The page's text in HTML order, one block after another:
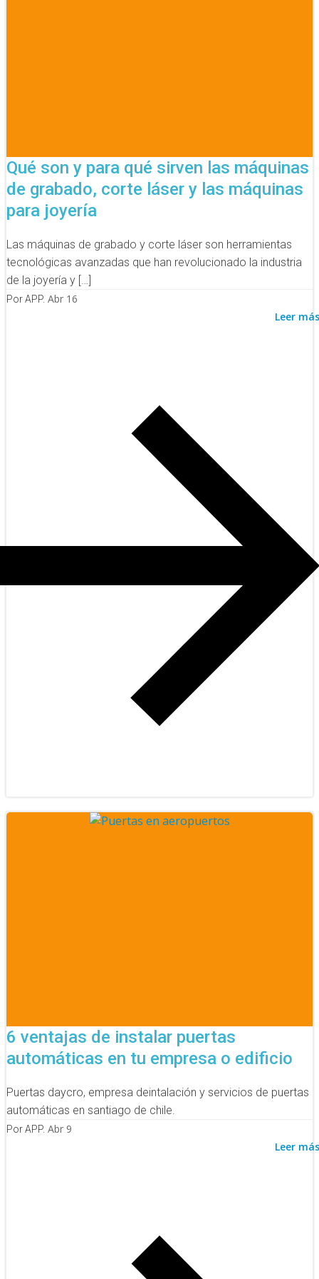
Qué son y para qué sirven las máquinas
de grabado, corte láser y las máquinas
para joyería
Las máquinas de grabado y corte láser son herramientas
tecnológicas avanzadas que han revolucionado la industria
de la joyería y […]
Por APP. Abr 16
Leer más
6 ventajas de instalar puertas
automáticas en tu empresa o edificio
Puertas daycro, empresa deintalación y servicios de puertas
automáticas en santiago de chile.
Por APP. Abr 9
Leer más